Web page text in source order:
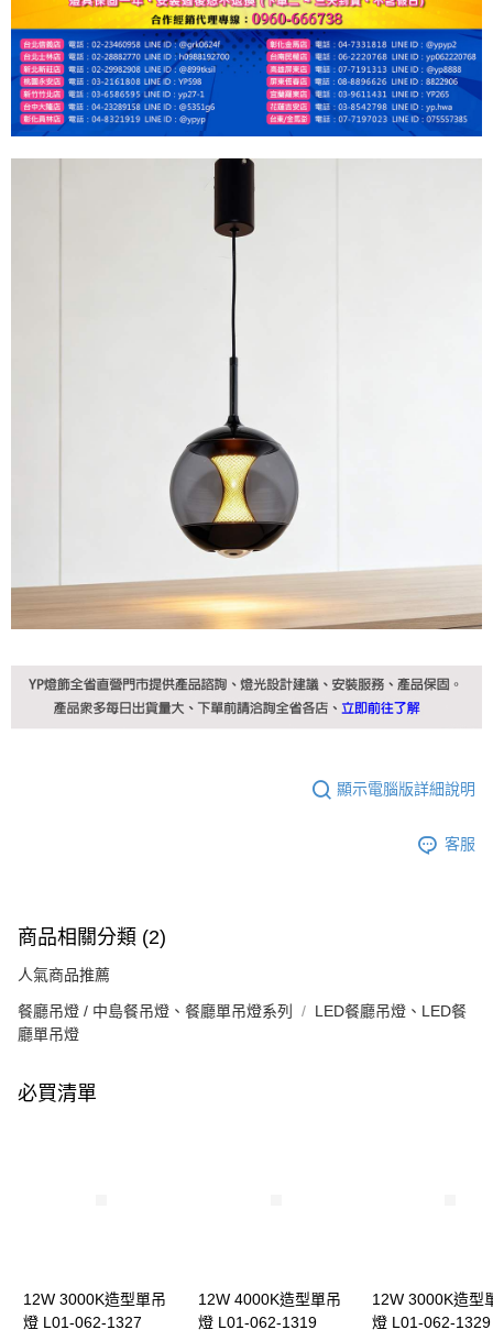
顯示電腦版詳細說明
客服
商品相關分類 (2)
人氣商品推薦
餐廳吊燈 / 中島餐吊燈、餐廳單吊燈系列
LED餐廳吊燈、LED餐
廳單吊燈
必買清單
12W 3000K造型單吊
燈 L01-062-1327
12W 4000K造型單吊
燈 L01-062-1319
12W 3000K造型
燈 L01-062-1329